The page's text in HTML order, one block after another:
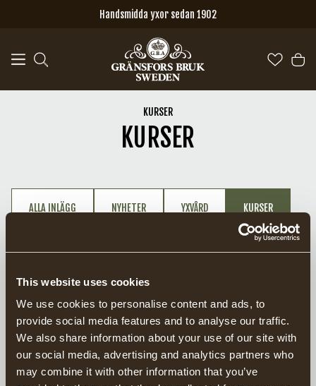
This website uses cookies
We use cookies to personalise content and ads, to
provide social media features and to analyse our traffic.
We also share information about your use of our site with
our social media, advertising and analytics partners who
may combine it with other information that you’ve
a11y-skip-to-main-contentHandsmidda yxor sedan 1902
KURSER
KURSER
ALLA INLÄGG NYHETER YXVÅRD KURSER
Under sex dagar får du arbeta
med traditionellt stolpverk
och vara delaktig i att bygga
och resa ett mindre
stolpverkshus.
anordnas smideskurser vid
Gränsfors Bruk. Här är hela
kursprogrammet för 2026
LÄS MER